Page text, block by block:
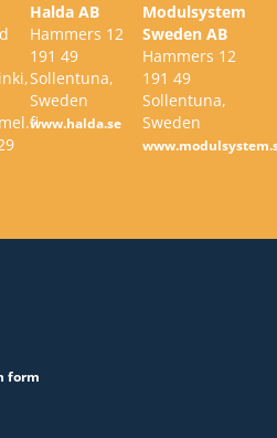
Halda AB
Hammers 12
191 49
Sollentuna,
Sweden
www.halda.se
Modulsystem
Sweden AB
Hammers 12
191 49
Sollentuna,
Sweden
form